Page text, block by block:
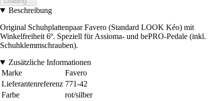
Beschreibung
Original Schuhplattenpaar Favero (Standard LOOK Kéo) mit
Winkelfreiheit 6º. Speziell für Assioma- und bePRO-Pedale (inkl.
Schuhklemmschrauben).
Zusätzliche Informationen
Marke
Favero
Lieferantenreferenz 771-42
Farbe
rot/silber